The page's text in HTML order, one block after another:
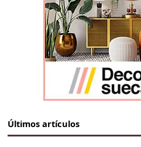
Últimos artículos